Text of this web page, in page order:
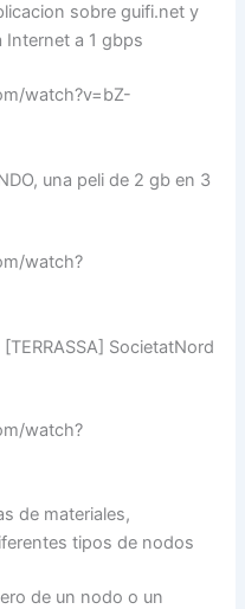
sobre guifi.net y
Internet a 1 gbps
watch?v=bZ-
una peli de 2 gb en 3
watch?
SocietatNord
watch?
de materiales,
tipos de nodos
de un nodo o un